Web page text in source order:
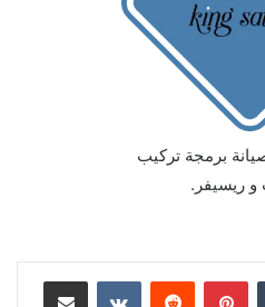
برمجة تركيب
و ريسيفر.